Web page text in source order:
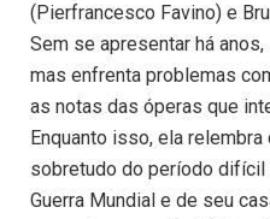
(Pierfrancesco Favino) e
Sem se apresentar há
mas enfrenta problemas
as notas das óperas que
Enquanto isso, ela
sobretudo do período difícil
Guerra Mundial e de seu